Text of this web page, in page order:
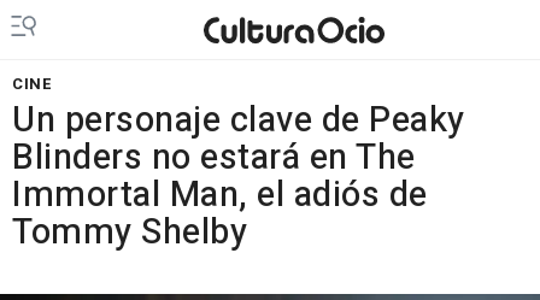
CINE
Un personaje clave de Peaky
Blinders no estará en The
Immortal Man, el adiós de
Tommy Shelby